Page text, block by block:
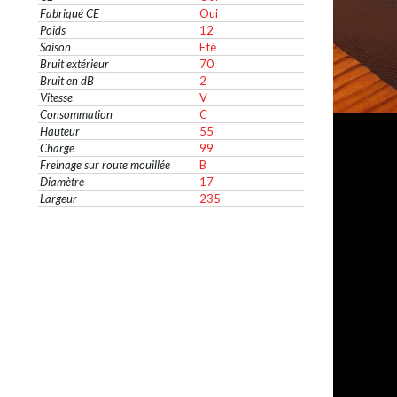
Fabriqué CE
Oui
Poids
12
Saison
Eté
Bruit extérieur
70
Bruit en dB
2
Vitesse
V
Consommation
C
Hauteur
55
Charge
99
Freinage sur route mouillée
B
Diamètre
17
Largeur
235